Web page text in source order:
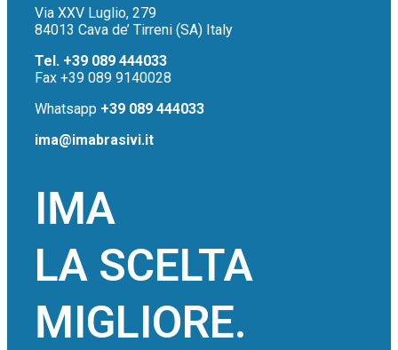
Via XXV Luglio, 279
84013 Cava de’ Tirreni (SA) Italy
Tel. +39 089 444033
Fax +39 089 9140028
Whatsapp +39 089 444033
ima@imabrasivi.it
IMA
LA SCELTA
MIGLIORE.